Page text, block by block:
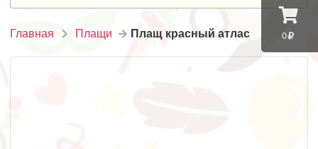
0
Главная Плащи Плащ красный атлас